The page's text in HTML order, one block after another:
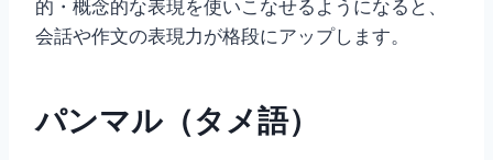
的・概念的な表現を使いこなせるようになると、
会話や作文の表現力が格段にアップします。
パンマル（タメ語）